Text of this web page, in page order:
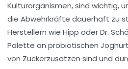
Kulturorganismen, sind wichtig,
die Abwehrkräfte dauerhaft zu
Herstellern wie Hipp oderDr.
Palette an probiotischen
von Zuckerzusätzen sind und